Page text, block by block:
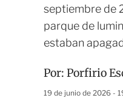
septiembre de
parque de
estaban
Por: Porfirio
19 de junio de 2026 -